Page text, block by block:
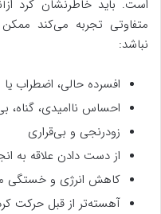
است. باید خاطرنشان کرد
متفاوتی تجربه می‌کند
نباشد:
افسرده حالی، اضطراب
احساس ناامیدی، گناه،
زودرنجی و بی‌قراری
از دست دادن علاقه به
کاهش انرژی و خستگی
آهسته‌تر از قبل حرکت